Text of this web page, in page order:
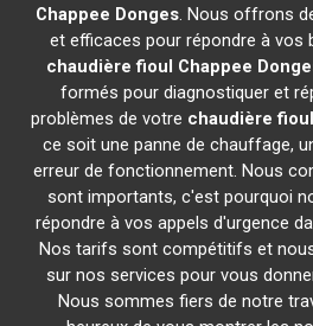
Chappee Donges. Nous offrons
et efficaces pour répondre à vos
chaudière fioul Chappee
formés pour diagnostiquer et
problèmes de votre chaudière
ce soit une panne de chauffage,
erreur de fonctionnement. Nous
sont importants, c'est pourquoi
répondre à vos appels d'urgence
Nos tarifs sont compétitifs et
sur nos services pour vous
Nous sommes fiers de notre